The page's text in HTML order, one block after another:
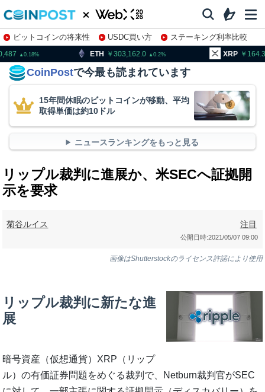
ビットコインの将来性 USDC買い方
ステーキング利率比較
株特集・関連銘柄
303,162.0 XRP 164.32
CoinPostで今最も読まれています
15年間休眠のビットコインが移動、平均
取得単価は約10ドル
ニュースランキングをもっと見る
リップル裁判に進展か、米SECへ証拠開
示を要求
菊谷ルイス 注目
公開日時:2021/05/07 09:00
画像はShutterstockのライセンス許諾により使用
リップル裁判に新たな進
展
暗号資産（仮想通貨）XRP（リップ
ル）の有価証券問題をめぐる裁判で、Netburn裁判官がSEC